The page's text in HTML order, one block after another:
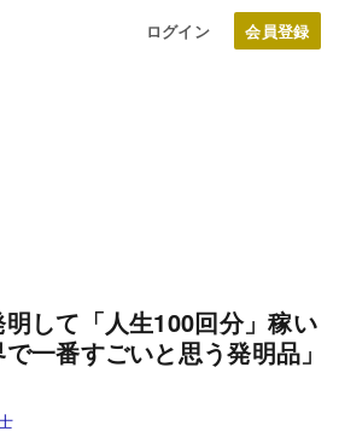
ログイン
して「人生100回分」稼い
一番すごいと思う発明品」